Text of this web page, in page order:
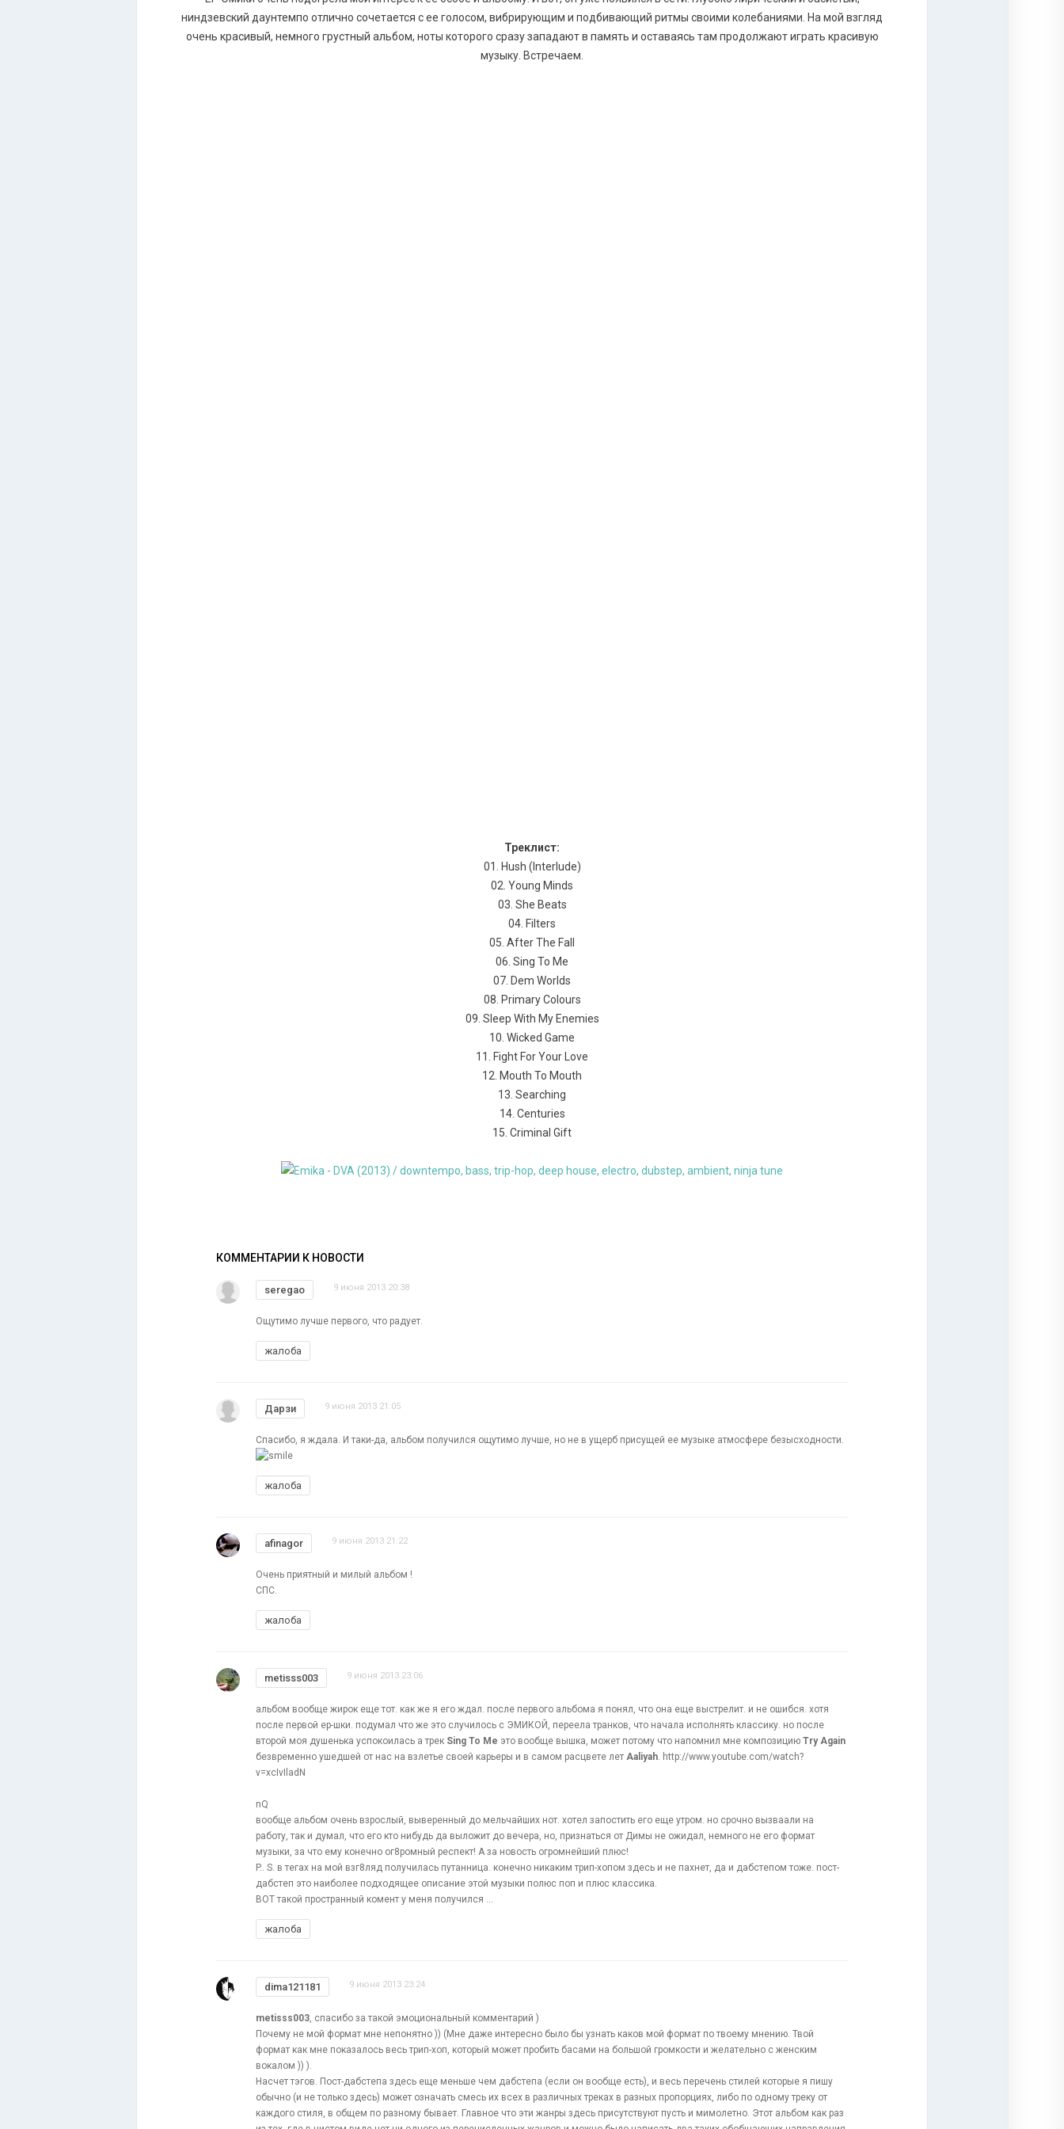
ниндзевский даунтемпо отлично сочетается с ее голосом, вибрирующим и подбивающий ритмы своими колебаниями. На мой взгляд
очень красивый, немного грустный альбом, ноты которого сразу западают в память и оставаясь там продолжают играть красивую
музыку. Встречаем.
Треклист:
01. Hush (Interlude)
02. Young Minds
03. She Beats
04. Filters
05. After The Fall
06. Sing To Me
07. Dem Worlds
08. Primary Colours
09. Sleep With My Enemies
10. Wicked Game
11. Fight For Your Love
12. Mouth To Mouth
13. Searching
14. Centuries
15. Criminal Gift
КОММЕНТАРИИ К НОВОСТИ
seregao 9 июня 2013 20:38
Ощутимо лучше первого, что радует.
жалоба
Дарзи 9 июня 2013 21:05
Спасибо, я ждала. И таки-да, альбом получился ощутимо лучше, но не в ущерб присущей ее музыке атмосфере безысходности.
жалоба
afinagor 9 июня 2013 21:22
Очень приятный и милый альбом !
СПС.
жалоба
metisss003 9 июня 2013 23:06
альбом вообще жирок еще тот. как же я его ждал. после первого альбома я понял, что она еще выстрелит. и не ошибся. хотя
после первой ер-шки. подумал что же это случилось с ЭМИКОЙ, переела транков, что начала исполнять классику. но после
второй моя душенька успокоилась а трек Sing To Me это вообще вышка, может потому что напомнил мне композицию Try Again
безвременно ушедшей от нас на взлетье своей карьеры и в самом расцвете лет Aaliyah. http://www.youtube.com/watch?
v=xcIvIladN
nQ
вообще альбом очень взрослый, выверенный до мельчайших нот. хотел запостить его еще утром. но срочно вызваали на
работу, так и думал, что его кто нибудь да выложит до вечера, но, признаться от Димы не ожидал, немного не его формат
музыки, за что ему конечно ог8ромный респект! А за новость огромнейший плюс!
P.. S. в тегах на мой взг8ляд получилась путанница. конечно никаким трип-хопом здесь и не пахнет, да и дабстепом тоже. пост-
дабстеп это наиболее подходящее описание этой музыки полюс поп и плюс классика.
ВОТ такой пространный комент у меня получился ...
жалоба
dima121181 9 июня 2013 23:24
metisss003, спасибо за такой эмоциональный комментарий )
Почему не мой формат мне непонятно )) (Мне даже интересно было бы узнать каков мой формат по твоему мнению. Твой
формат как мне показалось весь трип-хоп, который может пробить басами на большой громкости и желательно с женским
вокалом )) ).
Насчет тэгов. Пост-дабстепа здесь еще меньше чем дабстепа (если он вообще есть), и весь перечень стилей которые я пишу
обычно (и не только здесь) может означать смесь их всех в различных треках в разных пропорциях, либо по одному треку от
каждого стиля, в общем по разному бывает. Главное что эти жанры здесь присутствуют пусть и мимолетно. Этот альбом как раз